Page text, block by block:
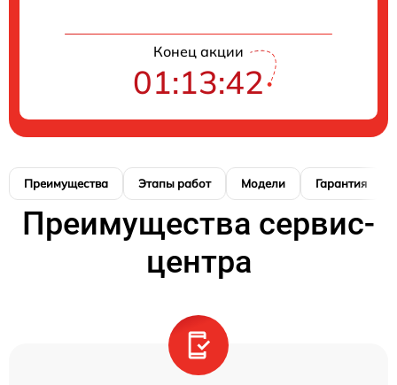
Конец акции
01:13:41
Преимущества Этапы работ Модели Гарантия
Преимущества сервис-
центра